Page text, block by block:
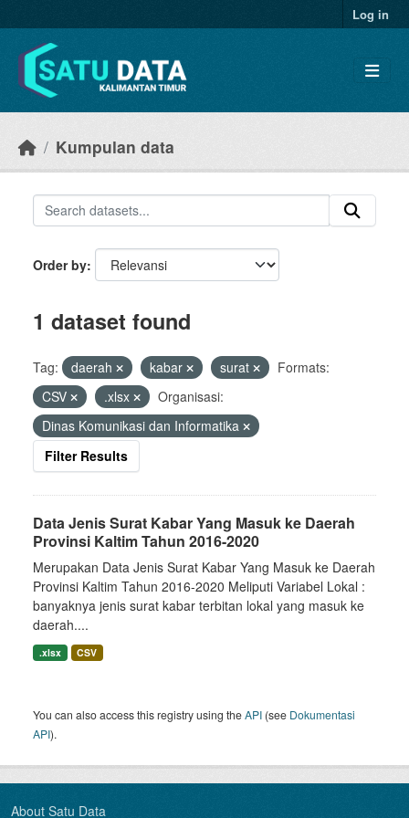
Log in
Kumpulan data
Order by
1 dataset found
Tag: daerah kabar surat
Formats:
CSV
.xlsx
Organisasi:
Dinas Komunikasi dan Informatika
Filter Results
Data Jenis Surat Kabar Yang Masuk ke Daerah
Provinsi Kaltim Tahun 2016-2020
Merupakan Data Jenis Surat Kabar Yang Masuk ke Daerah
Provinsi Kaltim Tahun 2016-2020 Meliputi Variabel Lokal :
banyaknya jenis surat kabar terbitan lokal yang masuk ke
daerah....
.xlsx CSV
You can also access this registry using theAPI (see Dokumentasi
API).
About Satu Data